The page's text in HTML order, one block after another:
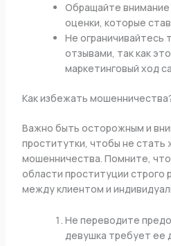
Обращайте внимание
оценки, которые
Не ограничивайтесь
отзывами, так как
маркетинговый ход
Как избежать
Важно быть осторожным и
проститутки, чтобы не стать
мошенничества. Помните,
области проституции строго
между клиентом и
Не переводите
девушка требует ее